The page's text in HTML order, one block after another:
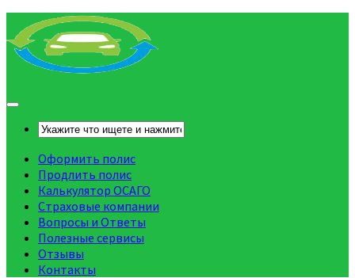
Оформить полис
Продлить полис
Калькулятор ОСАГО
Страховые компании
Вопросы и Ответы
Полезные сервисы
Отзывы
Контакты